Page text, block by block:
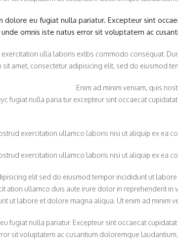
eu fugiat nulla pariatur. Excepteur sint
omnis iste natus error sit voluptatem ac
ulla laboris exlbs commodo consequat.
sit amet, consectetur adipisicing elit, sed do eiusmod
Enim ad minim veniam, quis
fugiat nulla paria tur excepteur sint occaecat
exercitation ullamco laboris nisi ut aliquip ex ea
exercitation ullamco laboris nisi ut aliquip ex ea
elit sed do eiusmod tempor incididunt ut
ation ullamco duis aute irure dolor in reprehenderit
ut labore et dolore magna aliqua. Ut enim ad minim
fugiat nulla pariatur. Excepteur sint occaecat
sit voluptatem ac cusantium doloremque